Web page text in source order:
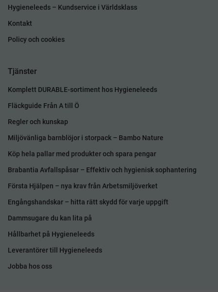
Hygieneleeds – Kundservice i Världsklass
Kontakt
Policy och cookies
Tjänster
Komplett DURABLE-sortiment hos Hygieneleeds
Fläckguide Från A till Ö
Regler och kunskap
Miljövänliga barnblöjor i storpack – Bambo Nature
Köp hela pallar med produkter och spara pengar
Brabantia Avfallspåsar – Effektiv och hygienisk sophantering
Första Hjälpen – nya krav från Arbetsmiljöverket
Engångshandskar – hitta rätt skydd för varje uppgift
Dammsugare du kan lita på
Hållbarhet på Hygieneleeds
Leverantörer till Hygieneleeds
Jobba hos oss